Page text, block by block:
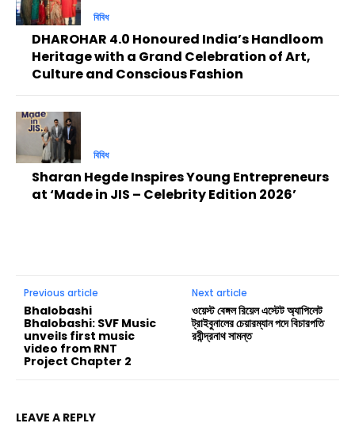
বিবিধ
DHAROHAR 4.0 Honoured India’s Handloom
Heritage with a Grand Celebration of Art,
Culture and Conscious Fashion
বিবিধ
Sharan Hegde Inspires Young Entrepreneurs
at ‘Made in JIS – Celebrity Edition 2026’
Previous article
Bhalobashi
Bhalobashi: SVF Music
unveils first music
video from RNT
Project Chapter 2
Next article
ওয়েস্ট বেঙ্গল রিয়েল এস্টেট অ্যাপিলেট
ট্রাইবুনালের চেয়ারম্যান পদে বিচারপতি
রবীন্দ্রনাথ সামন্ত
LEAVE A REPLY